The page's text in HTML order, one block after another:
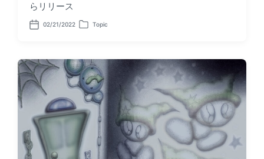
らリリース
P
d
a
t
e
02/21/2022 P
e
d
i
n
Topic